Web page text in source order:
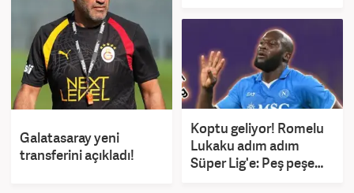
Galatasaray yeni
transferini açıkladı!
Koptu geliyor! Romelu
Lukaku adım adım
Süper Lig'e: Peş peşe